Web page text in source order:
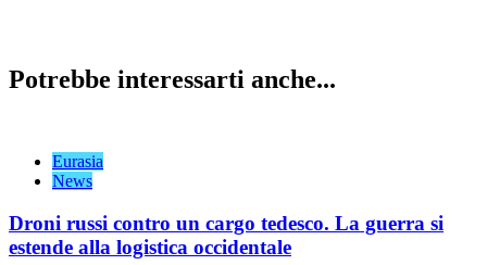
Potrebbe interessarti anche...
Eurasia
News
Droni russi contro un cargo tedesco. La guerra si
estende alla logistica occidentale